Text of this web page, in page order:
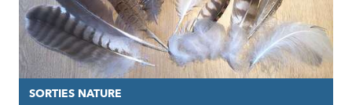
SORTIES NATURE